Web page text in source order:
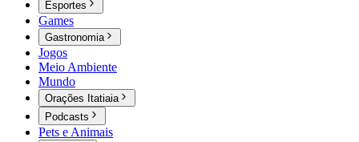
Esportes
Games
Gastronomia
Jogos
Meio Ambiente
Mundo
Orações Itatiaia
Podcasts
Pets e Animais